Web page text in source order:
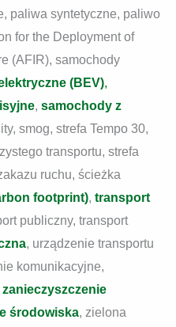
paliwa syntetyczne, paliwo
for the Deployment of
(AFIR), samochody
(BEV),
, samochody z
smog, strefa Tempo 30,
transportu, strefa
ruchu, ścieżka
footprint), transport
publiczny, transport
, urządzenie transportu
komunikacyjne,
zanieczyszczenie
środowiska, zielona